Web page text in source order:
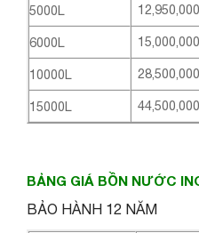
5000L 12,950,000
6000L 15,000,000
10000L 28,500,000
15000L 44,500,000
BẢNG GIÁ BỒN NƯỚC
BẢO HÀNH 12 NĂM